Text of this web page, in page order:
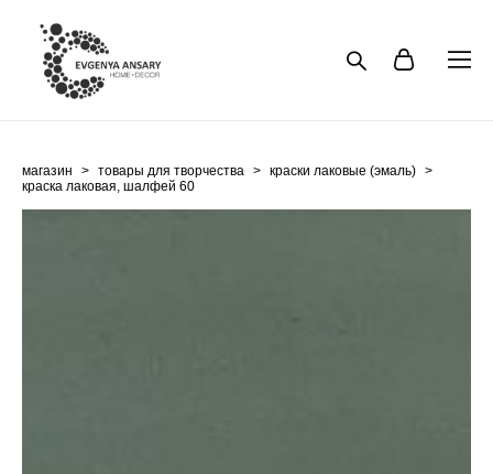
магазин > товары для творчества > краски лаковые (эмаль) >
краска лаковая, шалфей 60